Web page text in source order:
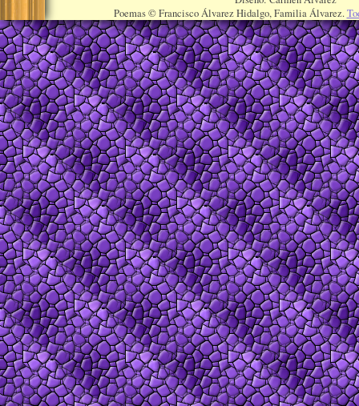
Poemas © Francisco Álvarez Hidalgo, Familia Álvarez.